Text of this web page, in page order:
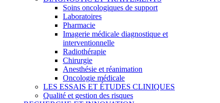
Soins oncologiques de support
Laboratoires
Pharmacie
Imagerie médicale diagnostique et
interventionnelle
Radiothérapie
Chirurgie
Anesthésie et réanimation
Oncologie médicale
LES ESSAIS ET ÉTUDES CLINIQUES
Qualité et gestion des risques